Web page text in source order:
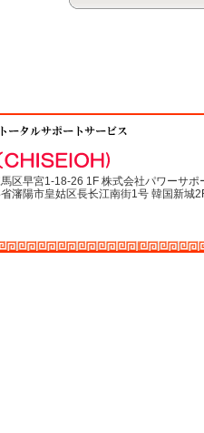
区早宮1-18-26 1F 株式会社パワーサポ
瀋陽市皇姑区長长江南街1号 韓国新城